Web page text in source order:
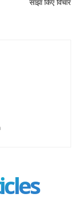
साझा किए विचार